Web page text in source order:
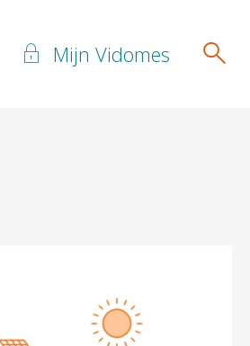
Mijn Vidomes